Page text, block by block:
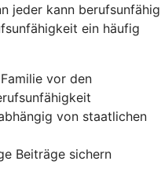
jeder kann berufsunfähig
ein häufig
vor den
von staatlichen
Beiträge sichern